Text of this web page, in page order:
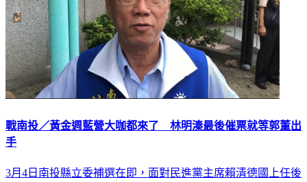
戰南投／黃金週藍營大咖都來了 林明溱最後催票就等郭董出
手
3月4日南投縣立委補選在即，面對民進黨主席賴清德國上任後